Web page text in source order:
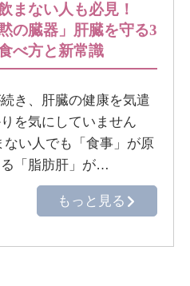
まない人も必見！
黙の臓器」肝臓を守る3
べ方と新常識
き、肝臓の健康を気遣
を気にしていません
い人でも「食事」が原
「脂肪肝」が…
もっと見る